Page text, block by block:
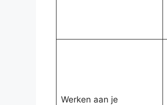
Werken aan je